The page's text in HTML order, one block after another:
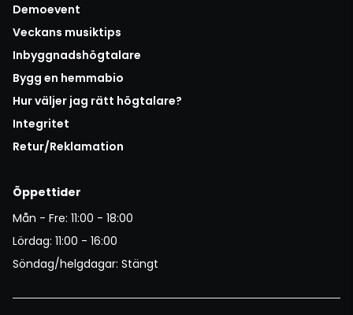
Demoevent
Veckans musiktips
Inbyggnadshögtalare
Bygg en hemmabio
Hur väljer jag rätt högtalare?
Integritet
Retur/Reklamation
Öppettider
Mån - Fre: 11:00 - 18:00
Lördag: 11:00 - 16:00
Söndag/helgdagar: Stängt